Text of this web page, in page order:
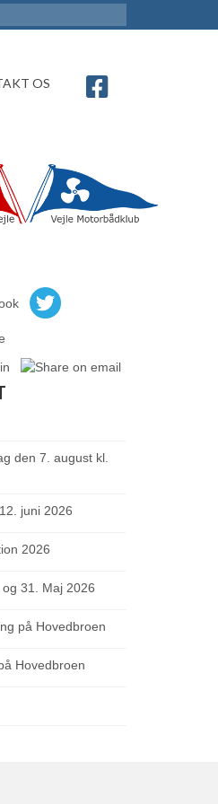
OS
den 7. august kl.
juni 2026
2026
31. Maj 2026
på Hovedbroen
Hovedbroen